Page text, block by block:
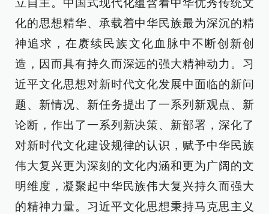
立自主。中国式现代化蕴含着中华优秀传统文
化的思想精华、承载着中华民族最为深沉的精
神追求，在赓续民族文化血脉中不断创新创
造，因而具有持久而深远的强大精神动力。习
近平文化思想对新时代文化发展中面临的新问
题、新情况、新任务提出了一系列新观点、新
论断，作出了一系列新决策、新部署，深化了
对新时代文化建设规律的认识，赋予中华民族
伟大复兴更为深刻的文化内涵和更为广阔的文
明维度，凝聚起中华民族伟大复兴持久而强大
的精神力量。习近平文化思想秉持马克思主义